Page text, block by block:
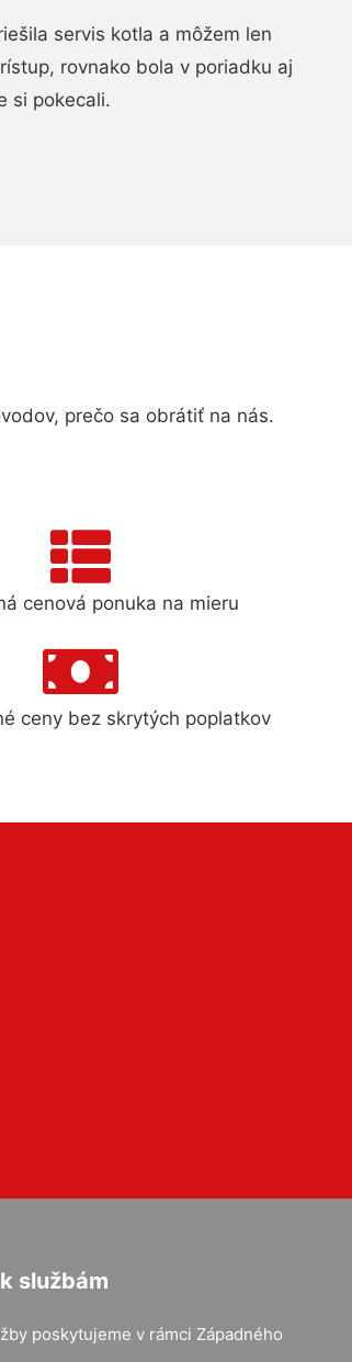
servis kotla a môžem len
rovnako bola v poriadku aj
si pokecali.
prečo sa obrátiť na nás.
cenová ponuka na mieru
ceny bez skrytých poplatkov
službám
poskytujeme v rámci Západného